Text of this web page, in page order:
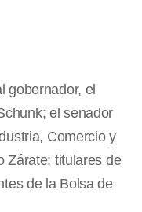
gobernador, el
el senador
Comercio y
Zárate; titulares de
de la Bolsa de